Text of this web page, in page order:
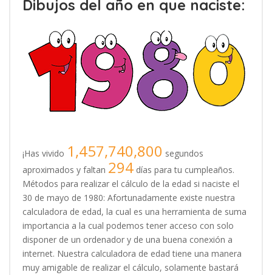
Dibujos del año en que naciste:
¡Has vivido 1,457,740,800 segundos
aproximados y faltan 294 días para tu cumpleaños.
Métodos para realizar el cálculo de la edad si naciste el
30 de mayo de 1980: Afortunadamente existe nuestra
calculadora de edad, la cual es una herramienta de suma
importancia a la cual podemos tener acceso con solo
disponer de un ordenador y de una buena conexión a
internet. Nuestra calculadora de edad tiene una manera
muy amigable de realizar el cálculo, solamente bastará